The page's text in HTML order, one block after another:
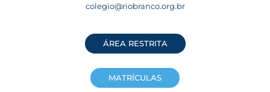
colegio@riobranco.org.br
ÁREA RESTRITA
MATRÍCULAS